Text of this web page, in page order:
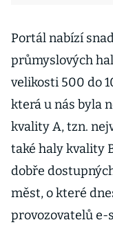
Portál nabízí
průmyslových
velikosti 500 do
která u nás byla
kvality A, tzn.
také haly kvality
dobře
měst, o které
provozovatelů e-